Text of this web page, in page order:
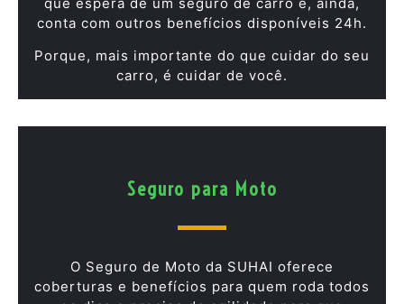
conta com outros benefícios disponíveis 24h.
Porque, mais importante do que cuidar do seu
carro, é cuidar de você.
Seguro para Moto
O Seguro de Moto da SUHAI oferece
coberturas e benefícios para quem roda todos